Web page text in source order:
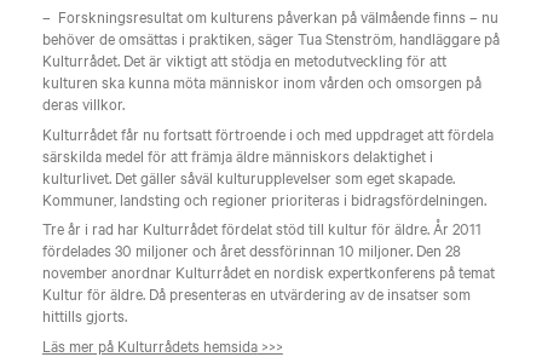
– Forskningsresultat om kulturens påverkan på välmående finns – nu
behöver de omsättas i praktiken, säger Tua Stenström, handläggare på
Kulturrådet. Det är viktigt att stödja en metodutveckling för att
kulturen ska kunna möta människor inom vården och omsorgen på
deras villkor.
Kulturrådet får nu fortsatt förtroende i och med uppdraget att fördela
särskilda medel för att främja äldre människors delaktighet i
kulturlivet. Det gäller såväl kulturupplevelser som eget skapade.
Kommuner, landsting och regioner prioriteras i bidragsfördelningen.
Tre år i rad har Kulturrådet fördelat stöd till kultur för äldre. År 2011
fördelades 30 miljoner och året dessförinnan 10 miljoner. Den 28
november anordnar Kulturrådet en nordisk expertkonferens på temat
Kultur för äldre. Då presenteras en utvärdering av de insatser som
hittills gjorts.
Läs mer på Kulturrådets hemsida>>>